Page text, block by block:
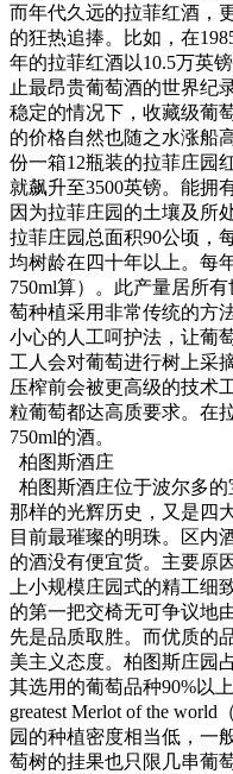
而年代久远的拉菲红酒，
的狂热追捧。比如，在
年的拉菲红酒以10.5万英
止最昂贵葡萄酒的世界纪
稳定的情况下，收藏级葡
的价格自然也随之水涨船
份一箱12瓶装的拉菲庄园
就飙升至3500英镑。能拥
因为拉菲庄园的土壤及所
拉菲庄园总面积90公顷，
均树龄在四十年以上。每
750ml算）。此产量居所
萄种植采用非常传统的方
小心的人工呵护法，让葡
工人会对葡萄进行树上采
压榨前会被更高级的技术
粒葡萄都达高质要求。在
750ml的酒。
柏图斯酒庄
柏图斯酒庄位于波尔多
那样的光辉历史，又是四
目前最璀璨的明珠。区内
的酒没有便宜货。主要原
上小规模庄园式的精工细
的第一把交椅无可争议地
先是品质取胜。而优质的
美主义态度。柏图斯庄园
其选用的葡萄品种90%以
greatest Merlot of the
园的种植密度相当低，一
萄树的挂果也只限几串葡